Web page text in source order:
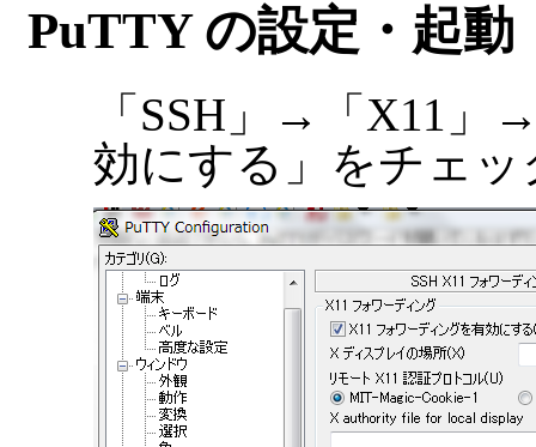
PuTTY の設定・起動
「SSH」→「X11」
効にする」をチェッ